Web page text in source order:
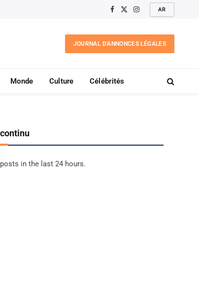
Facebook
X
Instagram
AR
JOURNAL D'ANNONCES LÉGALES
Monde Culture Célébrités
in the last 24 hours.